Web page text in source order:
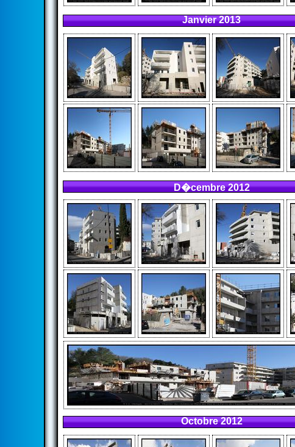
Janvier 2013
D�cembre 2012
Octobre 2012